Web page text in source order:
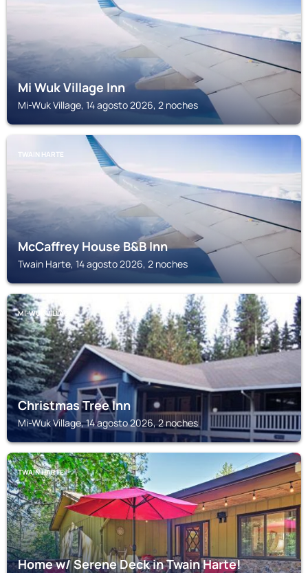
Mi Wuk Village Inn
Mi-Wuk Village, 14 agosto 2026, 2 noches
TWAIN HARTE
McCaffrey House B&B Inn
Twain Harte, 14 agosto 2026, 2 noches
MI-WUK VILLAGE
Christmas Tree Inn
Mi-Wuk Village, 14 agosto 2026, 2 noches
TWAIN HARTE
Home w/ Serene Deck in Twain Harte!